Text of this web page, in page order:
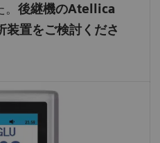
後継機のAtellica
装置をご検討くださ